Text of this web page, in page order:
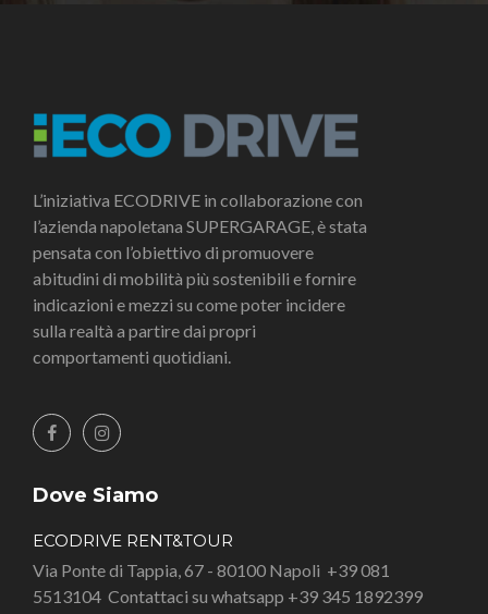
L’iniziativa ECODRIVE in collaborazione con
l’azienda napoletana SUPERGARAGE, è stata
pensata con l’obiettivo di promuovere
abitudini di mobilità più sostenibili e fornire
indicazioni e mezzi su come poter incidere
sulla realtà a partire dai propri
comportamenti quotidiani.
Dove Siamo
ECODRIVE RENT&TOUR
Via Ponte di Tappia, 67 - 80100 Napoli +39 081
5513104 Contattaci su whatsapp +39 345 1892399